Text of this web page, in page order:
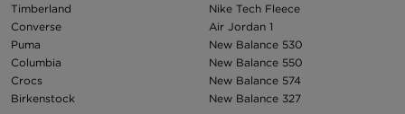
Timberland
Converse
Puma
Columbia
Crocs
Birkenstock
Nike Tech Fleece
Air Jordan 1
New Balance 530
New Balance 550
New Balance 574
New Balance 327